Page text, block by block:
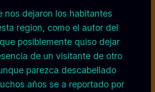
nos dejaron los habitantes
region, como el autor del
posiblemente quiso dejar
de un visitante de otro
parezca descabellado
años se a reportado por